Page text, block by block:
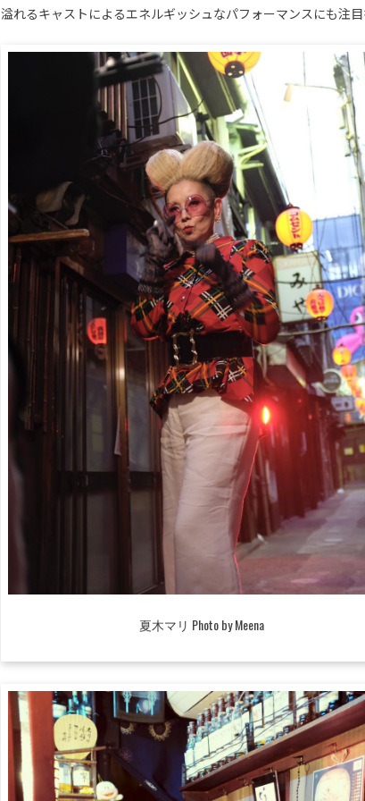
溢れるキャストによるエネルギッシュなパフォーマンスにも注
夏木マリ Photo by Meena